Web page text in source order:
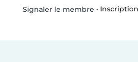
Signaler le membre •